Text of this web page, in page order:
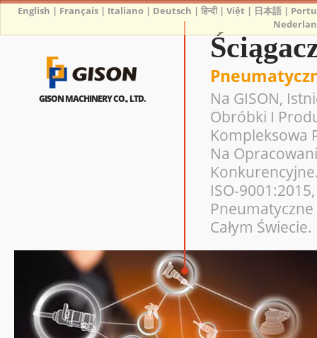
GISON MACHINERY CO., LTD.
Na GISON,
Obróbki I
Kompleksowa
Na
ISO-
Całym Świecie.
English | Français | Italiano | Deutsch |हिन्दी|Việt | 日本語 |